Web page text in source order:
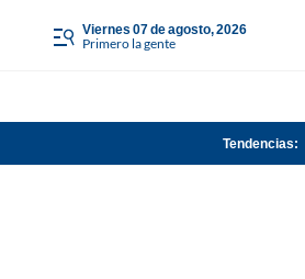
viernes 07 de agosto, 2026
Primero la gente
Tendencias: